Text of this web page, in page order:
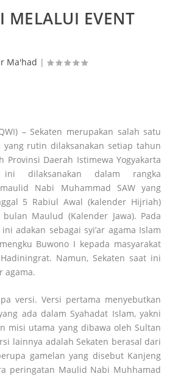
MELALUI EVENT
Ma'had |
– Sekaten merupakan salah satu
yang rutin dilaksanakan setiap tahun
Provinsi Daerah Istimewa Yogyakarta
ini dilaksanakan dalam rangka
Nabi Muhammad SAW yang
5 Rabiul Awal (kalender Hijriah)
Maulud (Kalender Jawa). Pada
adakan sebagai syi’ar agama Islam
Buwono I kepada masyarakat
Namun, Sekaten saat ini
agama.
versi. Versi pertama menyebutkan
ada dalam Syahadat Islam, yakni
misi utama yang dibawa oleh Sultan
lainnya adalah Sekaten berasal dari
gamelan yang disebut Kanjeng
peringatan Maulid Nabi Muhhamad